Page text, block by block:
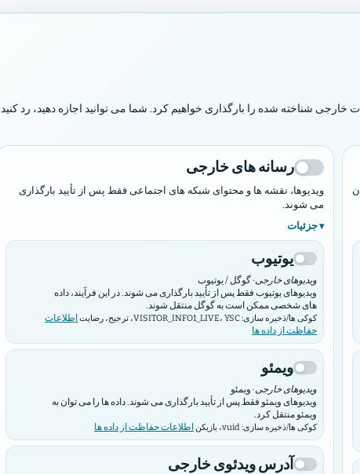
و غرب زندگی می کند را خوشحال می کنید.
رویدادها
شناخته شده را بارگذاری خواهیم کرد. شما می توانید اجازه دهید، رد کنید
رسانه های خارجی
ویدیوها، نقشه ها و محتوای شبکه های اجتماعی فقط پس از تأیید بارگذاری
می شوند.
جزئیات
یوتیوب
ویدیوهای خارجی· گوگل / یوتیوب
ویدیوهای یوتیوب فقط پس از تأیید بارگذاری می شوند. در این فرآیند، داده
های شخصی ممکن است به گوگل منتقل شوند.
کوکی ها/ذخیره سازی: VISITOR_INFO1_LIVE، YSC، ترجیح، رضایت
اطلاعات
حفاظت از داده ها
ویمئو
ویدیوهای خارجی· ویمئو
ویدیوهای ویمئو فقط پس از تأیید بارگذاری می شوند. داده ها را می توان به
ویمئو منتقل کرد.
کوکی ها/ذخیره سازی: vuid، بازیکن اطلاعات حفاظت از داده ها
آدرس ویدئوی خارجی